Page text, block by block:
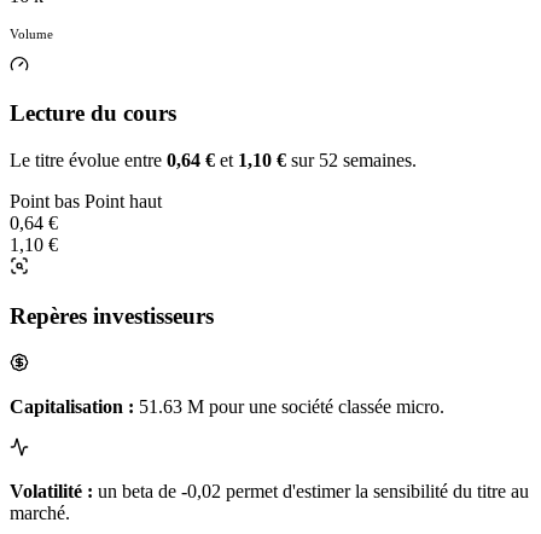
Volume
Lecture du cours
Le titre évolue entre 0,64 € et 1,10 € sur 52 semaines.
Point bas Point haut
0,64 €
1,10 €
Repères investisseurs
Capitalisation : 51.63 M pour une société classée micro.
Volatilité : un beta de -0,02 permet d'estimer la sensibilité du titre au
marché.